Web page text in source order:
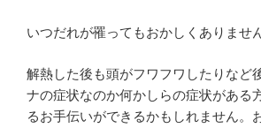
いつだれが罹ってもおかしくありません
解熱した後も頭がフワフワしたりなど
ナの症状なのか何かしらの症状がある
るお手伝いができるかもしれません。